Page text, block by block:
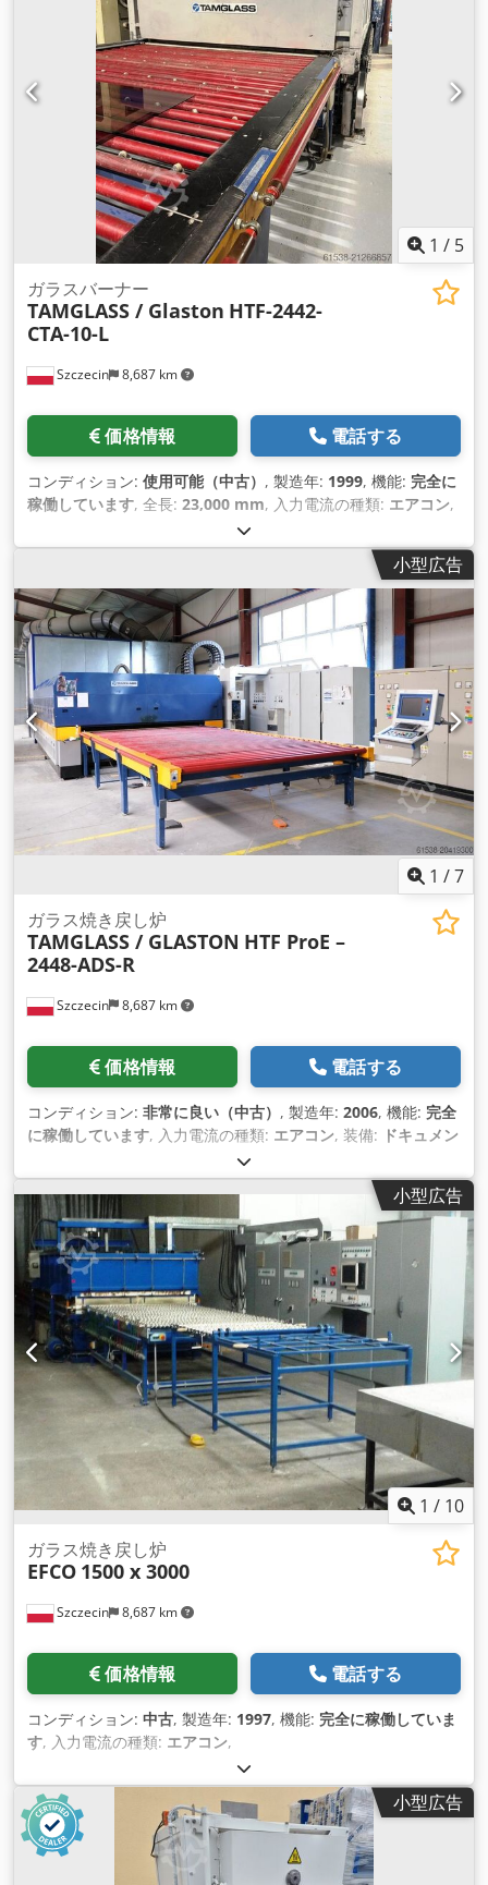
1 / 5
Szczecin 8,687 km
ガラスバーナー
TAMGLASS / Glaston HTF-2442-
CTA-10-L
価格情報 電話する
コンディション: 使用可能（中古） , 製造年: 1999, 機能: 完全に
稼働しています, 全長: 23,000 mm, 入力電流の種類: エアコン,
ドキュメント / マニュアル
小型広告
1 /7
Szczecin 8,687 km
ガラス焼き戻し炉
TAMGLASS / GLASTON HTF ProE –
2448-ADS-R
価格情報 電話する
コンディション: 非常に良い（中古） , 製造年: 2006, 機能: 完全
に稼働しています, 入力電流の種類: エアコン, 装備: ドキュメン
小型広告
1 / 10
Szczecin 8,687 km
ガラス焼き戻し炉
EFCO 1500 x 3000
価格情報 電話する
コンディション: 中古, 製造年: 1997, 機能: 完全に稼働していま
す, 入力電流の種類: エアコン,
小型広告